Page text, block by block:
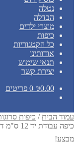
נטלה
הבדלה
מוצרי ילדים
כיפות
כל הקטגוריות
אודותינו
תנאי שימוש
יצירת קשר
₪0.00 0 פריטים
עמוד הבית / כיפות
כיפה עבודת יד 12 ס"מ דגם 774
מבצע!